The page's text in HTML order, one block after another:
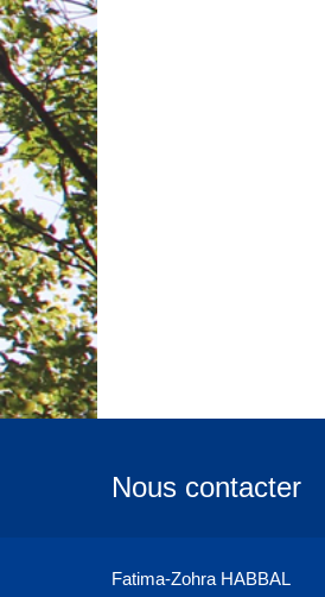
Nous contacter
Fatima-Zohra HABBAL